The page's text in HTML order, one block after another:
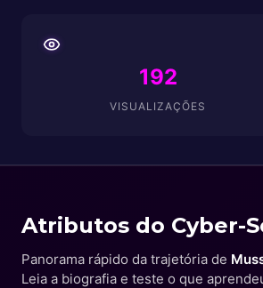
192
VISUALIZAÇÕES
Atributos do Cyber-
Panorama rápido da trajetória de
Leia a biografia e teste o que